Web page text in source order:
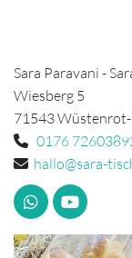
Sara Paravani -
Wiesberg 5
71543
 0176
 hallo@sara-